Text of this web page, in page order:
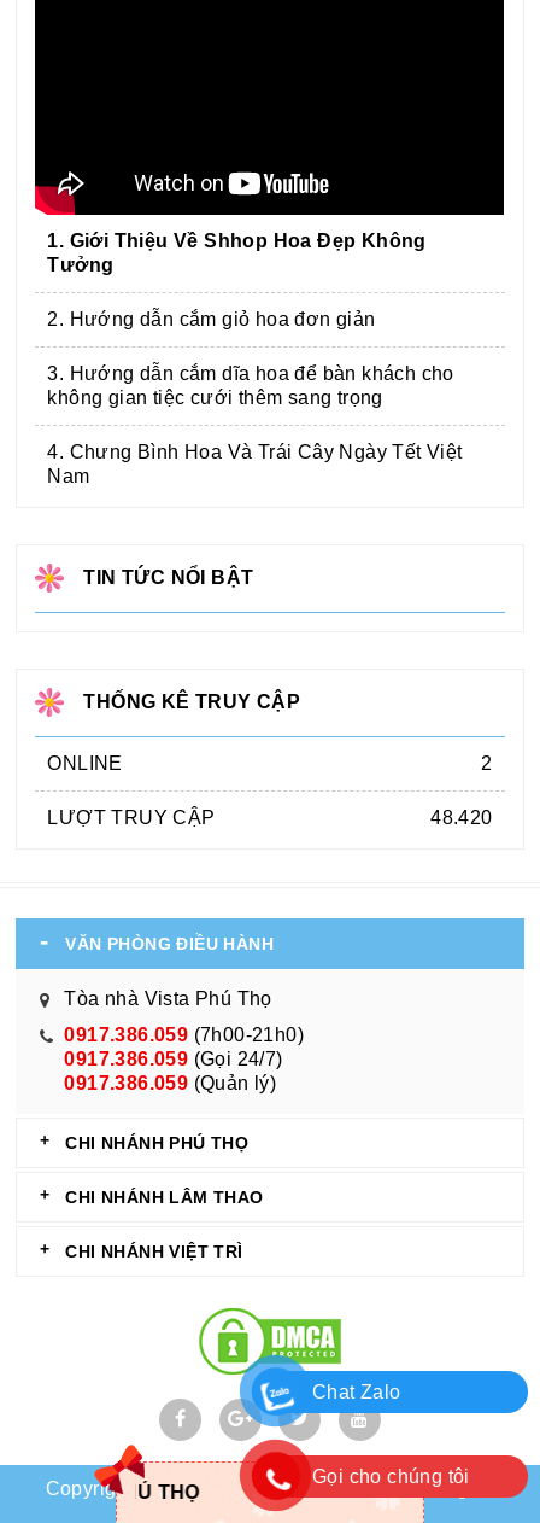
1. Giới Thiệu Về Shhop Hoa Đẹp Không
Tưởng
2. Hướng dẫn cắm giỏ hoa đơn giản
3. Hướng dẫn cắm dĩa hoa để bàn khách cho
không gian tiệc cưới thêm sang trọng
4. Chưng Bình Hoa Và Trái Cây Ngày Tết Việt
Nam
TIN TỨC NỔI BẬT
THỐNG KÊ TRUY CẬP
ONLINE 2
LƯỢT TRUY CẬP 48.420
VĂN PHÒNG ĐIỀU HÀNH
Tòa nhà Vista Phú Thọ
0917.386.059 (7h00-21h0)
0917.386.059 (Gọi 24/7)
0917.386.059 (Quản lý)
CHI NHÁNH PHÚ THỌ
CHI NHÁNH LÂM THAO
CHI NHÁNH VIỆT TRÌ
Copyright © 2018 shophoaphutho.com . All Rights
shophoaphutho.com
NHẬN ĐẶT
Chat Zalo
Gọi cho chúng tôi